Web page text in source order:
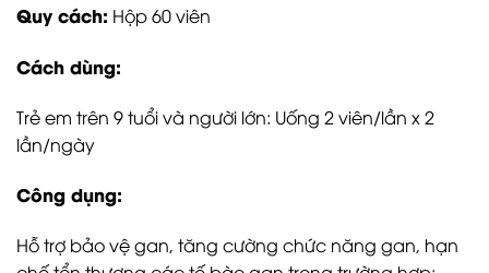
Quy cách: Hộp 60 viên
Cách dùng:
Trẻ em trên 9 tuổi và người lớn: Uống 2 viên/lần x 2
lần/ngày
Công dụng:
Hỗ trợ bảo vệ gan, tăng cường chức năng gan, hạn